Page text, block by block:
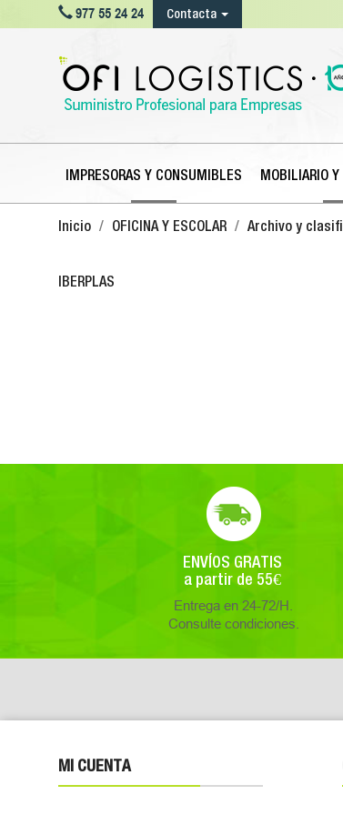
977 55 24 24 Contacta
IMPRESORAS Y CONSUMIBLES MOBILIARIO Y
Inicio OFICINA Y ESCOLAR Archivo y
IBERPLAS
ENVÍOS GRATIS
a partir de 55€
Entrega en 24-72/H.
Consulte condiciones.
MI CUENTA